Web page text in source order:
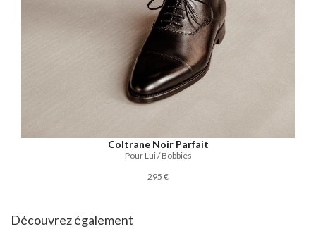
Coltrane Noir Parfait
Pour Lui / Bobbies
295 €
Découvrez également